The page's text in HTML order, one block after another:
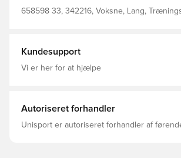
658598 33, 342216, Voksne, Lang,
Kundesupport
Vi er her for at hjælpe
Autoriseret forhandler
Unisport er autoriseret forhandler af